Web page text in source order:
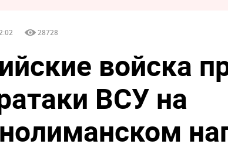
28728
войска
ВСУ на